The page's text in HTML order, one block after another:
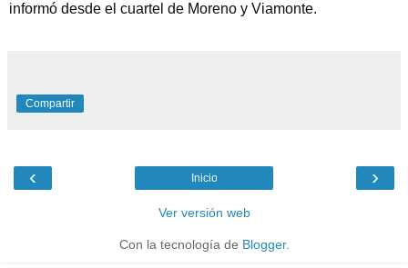
informó desde el cuartel de Moreno y Viamonte.
Compartir
‹ ›
Inicio
Ver versión web
Con la tecnología de Blogger.